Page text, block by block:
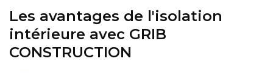
Les avantages de l'isolation
intérieure avec GRIB
CONSTRUCTION